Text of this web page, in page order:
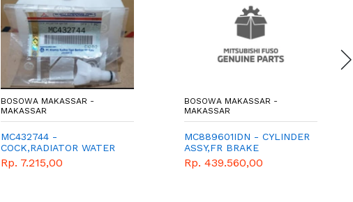
BOSOWA MAKASSAR -
MAKASSAR
MC432744 -
COCK,RADIATOR WATER
DRAIN - KERAN RADIATOR
- MITSUBISHI - GENUINE
Rp. 7.215,00
BOSOWA MAKASSAR -
MAKASSAR
MC889601IDN - CYLINDER
ASSY,FR BRAKE
WHEEL,RH
Rp. 439.560,00